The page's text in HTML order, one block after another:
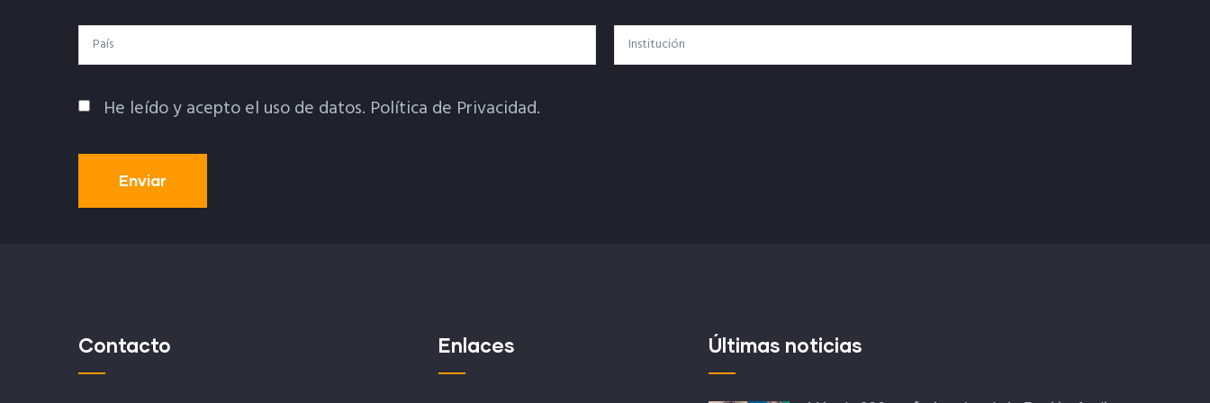
País Institución
Política De Privacidad
He leído y acepto el uso de datos. Política de Privacidad.
Contacto Enlaces Últimas noticias